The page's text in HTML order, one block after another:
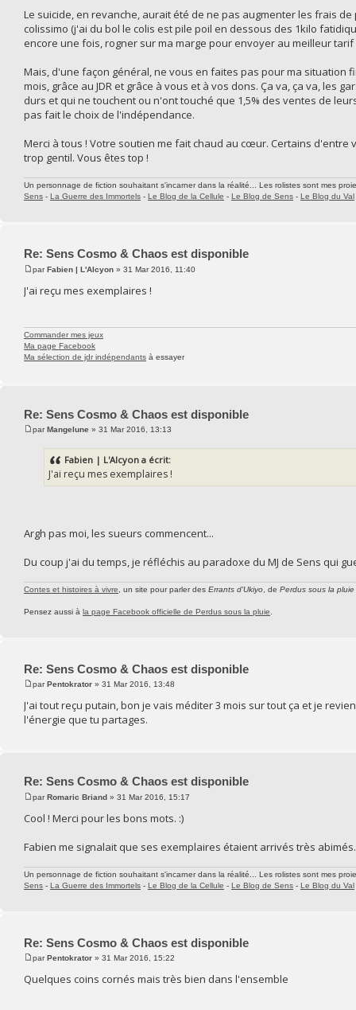
Le suicide, en revanche, aurait été de ne pas augmenter les frais
colissimo (j'ai du bol le colis est pile poil en dessous des 1kilo
encore une fois, rogner sur ma marge pour envoyer au meilleur tarif
Mais, d'une façon général, ne vous en faites pas pour ma situation
mois, grâce au JDR et grâce à vous et à vos dons. Ça va, ça va, les
durs et qui ne touchent ou n'ont touché que 1,5% des ventes de
pas fait le choix de l'indépendance.
Merci à tous ! Votre soutien me fait chaud au cœur. Certains
trop gentil. Vous êtes top !
Un personnage de fiction souhaitant s'incarner dans la réalité... Les rolistes sont mes
Sens - La Guerre des Immortels - Le Blog de la Cellule - Le Blog de Sens - Le Blog du Val
Re: Sens Cosmo & Chaos est disponible
parFabien | L'Alcyon » 31 Mar 2016, 11:40
J'ai reçu mes exemplaires !
Commander mes jeux
Ma page Facebook
Ma sélection de jdr indépendants à essayer
Re: Sens Cosmo & Chaos est disponible
parMangelune » 31 Mar 2016, 13:13
Fabien | L'Alcyon a écrit:
J'ai reçu mes exemplaires !
Argh pas moi, les sueurs commencent...
Du coup j'ai du temps, je réfléchis au paradoxe du MJ de Sens qui
Contes et histoires à vivre , un site pour parler des Errants d'Ukiyo , de Perdus sous la pluie
Pensez aussi à la page Facebook officielle de Perdus sous la pluie
Re: Sens Cosmo & Chaos est disponible
parPentokrator » 31 Mar 2016, 13:48
J'ai tout reçu putain, bon je vais méditer 3 mois sur tout ça et je
l'énergie que tu partages.
Re: Sens Cosmo & Chaos est disponible
parRomaric Briand » 31 Mar 2016, 15:17
Cool ! Merci pour les bons mots. :)
Fabien me signalait que ses exemplaires étaient arrivés très
Un personnage de fiction souhaitant s'incarner dans la réalité... Les rolistes sont mes
Sens - La Guerre des Immortels - Le Blog de la Cellule - Le Blog de Sens - Le Blog du Val
Re: Sens Cosmo & Chaos est disponible
parPentokrator » 31 Mar 2016, 15:22
Quelques coins cornés mais très bien dans l'ensemble